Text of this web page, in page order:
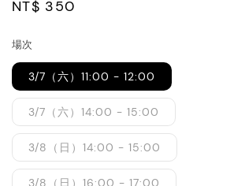
Regular
NT$ 350
場次
3/7（六）11:00 - 12:00
3/7（六）14:00 - 15:00
3/8（日）14:00 - 15:00
3/8（日）16:00 - 17:00